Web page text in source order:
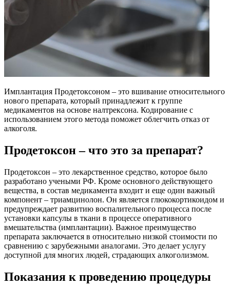
Имплантация Продетоксоном – это вшивание относительного
нового препарата, который принадлежит к группе
медикаментов на основе налтрексона. Кодирование с
использованием этого метода поможет облегчить отказ от
алкоголя.
Продетоксон – что это за препарат?
Продетоксон – это лекарственное средство, которое было
разработано учеными РФ. Кроме основного действующего
вещества, в состав медикамента входит и еще один важный
компонент – триамцинолон. Он является глюкокортикоидом и
предупреждает развитию воспалительного процесса после
установки капсулы в ткани в процессе оперативного
вмешательства (имплантации). Важное преимущество
препарата заключается в относительно низкой стоимости по
сравнению с зарубежными аналогами. Это делает услугу
доступной для многих людей, страдающих алкоголизмом.
Показания к проведению процедуры